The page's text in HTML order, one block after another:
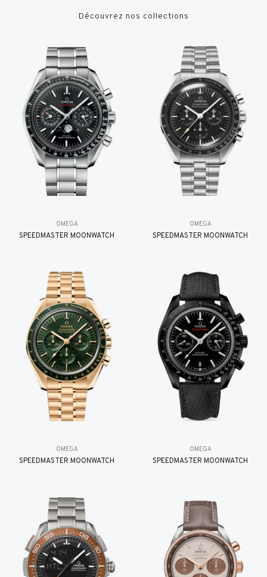
Découvrez nos collections
OMEGA
SPEEDMASTER MOONWATCH
OMEGA
SPEEDMASTER MOONWATCH
OMEGA
SPEEDMASTER MOONWATCH
OMEGA
SPEEDMASTER MOONWATCH